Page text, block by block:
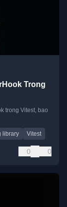
Trong
trong Vitest, bao
library Vitest
0 0